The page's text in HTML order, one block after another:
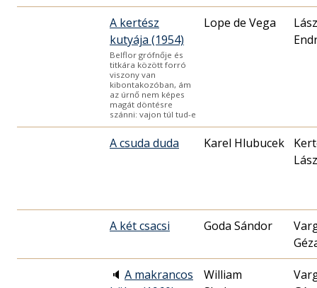
A kertész
kutyája (1954)
Belflor grófnője és
titkára között forró
viszony van
kibontakozóban, ám
az úrnő nem képes
magát döntésre
szánni: vajon túl tud-e
Lope de Vega
A csuda duda Karel Hlubucek
A két csacsi Goda Sándor
🔈 A makrancos
William